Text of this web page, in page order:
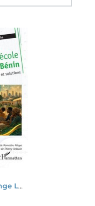
L'ecole Qui Change Le Benin : Diagnostics Et Solutions